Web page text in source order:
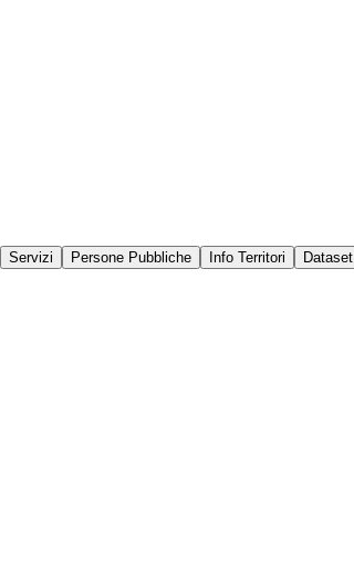
Servizi Persone Pubbliche Info Territori Dataset